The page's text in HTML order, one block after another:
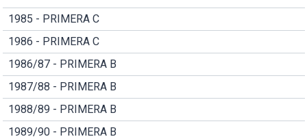
1985 - PRIMERA C
1986 - PRIMERA C
1986/87 - PRIMERA B
1987/88 - PRIMERA B
1988/89 - PRIMERA B
1989/90 - PRIMERA B